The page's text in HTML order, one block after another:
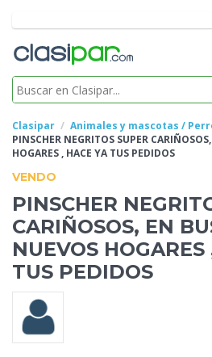
Clasipar
Animales y mascotas /
PINSCHER NEGRITOS SUPER
HOGARES , HACE YA TUS PEDIDOS
VENDO
PINSCHER
CARIÑOSOS, EN
NUEVOS HOGARES
TUS PEDIDOS